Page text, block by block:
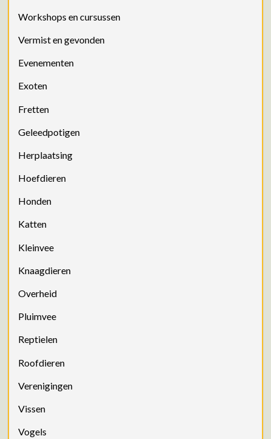
Workshops en cursussen
Vermist en gevonden
Evenementen
Exoten
Fretten
Geleedpotigen
Herplaatsing
Hoefdieren
Honden
Katten
Kleinvee
Knaagdieren
Overheid
Pluimvee
Reptielen
Roofdieren
Verenigingen
Vissen
Vogels